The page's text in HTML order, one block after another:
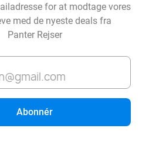
for at modtage vores
med de nyeste deals fra
Panter Rejser
Abonnér